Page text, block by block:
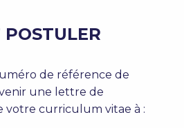
de référence de
une lettre de
votre curriculum vitae à :